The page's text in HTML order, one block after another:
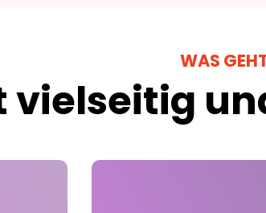
WAS
vielseitig